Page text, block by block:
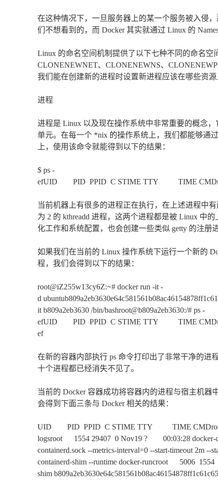
在这种情况下，一旦服务器上的某一个服务被入侵
们不想看到的，而 Docker 其实就通过 Linux 的
Linux 的命名空间机制提供了以下七种不同的命名空
CLONENEWNET、CLONENEWNS、
我们能在创建新的进程时设置新进程应该在哪些资
进程
进程是 Linux 以及现在操作系统中非常重要的概念
单元。在每一个 *nix 的操作系统上，我们都能够通
上，使用该命令就能得到以下的结果：
$ ps -
efUID PID PPID C STIME TTY TIME
当前机器上有很多的进程正在执行，在上述进程中
为 2 的 kthreadd 进程，这两个进程都是被 Linux 中
化工作和系统配置，也会创建一些类似 getty 的注
如果我们在当前的 Linux 操作系统下运行一个新的
程，我们会得到以下的结果：
root@iZ255w13cy6Z:~# docker run -it -
d
it b809a2eb3630 /bin/bashroot@b809a2eb3630:/# ps -
efUID PID PPID C STIME TTY TIME
ef
在新的容器内部执行 ps 命令打印出了非常干净的进
十个进程都已经消失不见了。
当前的 Docker 容器成功将容器内的进程与宿主机
会得到下面三条与 Docker 相关的结果：
UID PID PPID C STIME TTY TIME CMDroot
logsroot 1554 29407 0 Nov19 ? 00:03:28 docker-
containerd.sock --metrics-interval=0 --start-timeout 2m --
containerd-shim --runtime docker-runcroot 5006
shim